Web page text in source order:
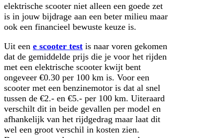
elektrische scooter niet alleen een goede zet
is in jouw bijdrage aan een beter milieu maar
ook een financieel bewuste keuze is.
Uit een e scooter test is naar voren gekomen
dat de gemiddelde prijs die je voor het rijden
met een elektrische scooter kwijt bent
ongeveer €0.30 per 100 km is. Voor een
scooter met een benzinemotor is dat al snel
tussen de €2.- en €5.- per 100 km. Uiteraard
verschilt dit in beide gevallen per model en
afhankelijk van het rijdgedrag maar laat dit
wel een groot verschil in kosten zien.